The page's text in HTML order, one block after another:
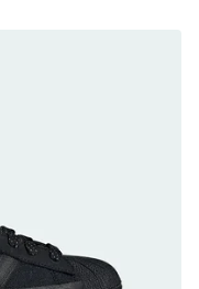
NITRO™ 4
回彈與防滑兼具的